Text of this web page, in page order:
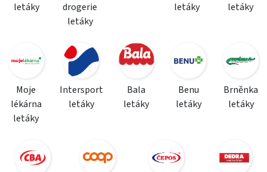
letáky
drogerie
letáky
letáky
letáky
Moje
lékárna
letáky
Intersport
letáky
Bala
letáky
Benu
letáky
Brněnka
letáky